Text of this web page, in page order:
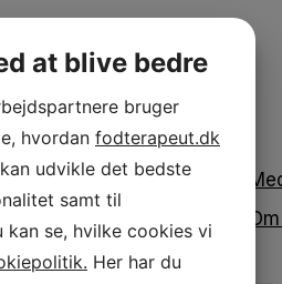
at blive bedre
bruger
hvordan fodterapeut.dk
udvikle det bedste
samt til
kan se, hvilke cookies vi
Her har du